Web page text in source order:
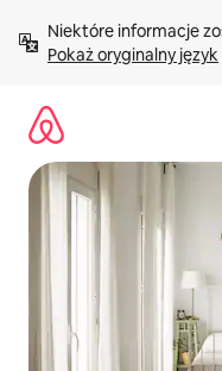
treści Pokaż oryginalny język